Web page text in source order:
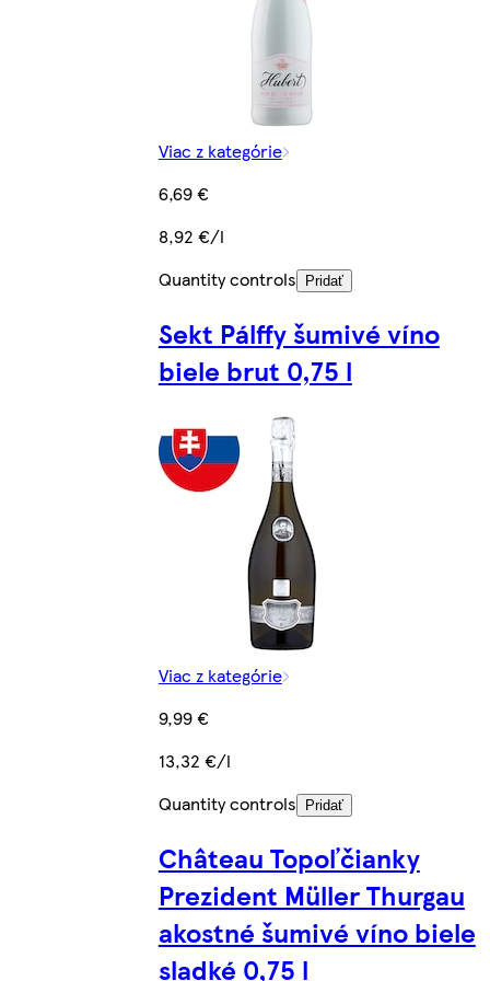
Viac z kategórie
6,69 €
8,92 €/l
Quantity controls
Pridať
Sekt Pálffy šumivé víno
biele brut 0,75 l
Viac z kategórie
9,99 €
13,32 €/l
Quantity controls
Pridať
Château Topoľčianky
Prezident Müller Thurgau
akostné šumivé víno biele
sladké 0,75 l